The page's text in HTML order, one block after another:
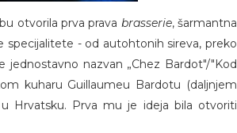
otvorila prva prava brasserie, šarmantna
specijalitete - od autohtonih sireva, preko
nazvan „Chez Bardot"/"Kod
kuharu Guillaumeu Bardotu (daljnjem
Hrvatsku. Prva mu je ideja bila otvoriti